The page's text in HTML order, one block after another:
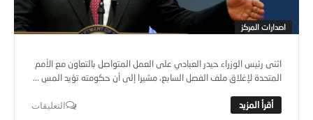
اصدارات المركز
اثنى رئيس الوزراء حيدر العبادي على العمل المتواصل بالتعاون مع الأمم
المتحدة لإغلاق ملف الفصل السابع، مشيرا إلى أن حكومته تؤيد المس ...
التعليقات